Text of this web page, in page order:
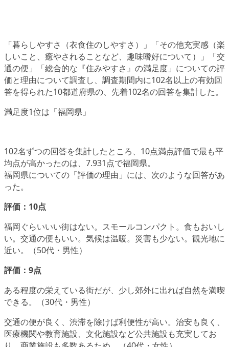
「暮らしやすさ（衣食住のしやすさ）」「その他充実感（楽
しいこと、癒やされることなど、趣味嗜好について）」「交
通の便」「総合的な『住みやすさ』の満足度」についての評
価と理由について調査し、調査期間内に102名以上の有効回
答を得られた10都道府県の、先着102名の回答を集計した。
満足度1位は「福岡県」
102名ずつの回答を集計したところ、10点満点評価で最も平
均点が高かったのは、 7.931点で福岡県。
福岡県についての「評価の理由」には、次のような回答があ
った。
評価：10点
福岡ぐらいいい街はない。スモールコンパクト。食もおいし
い。交通の便もいい。気候は温暖。災害も少ない。観光地に
近い。（50代・男性）
評価：9点
ある程度の栄えている街だが、少し郊外に出れば自然を満喫
できる。（30代・男性）
交通の便が良く、渋滞を除けば利便性が高い。治安も良く、
医療機関や教育施設、文化施設など公共施設も充実してお